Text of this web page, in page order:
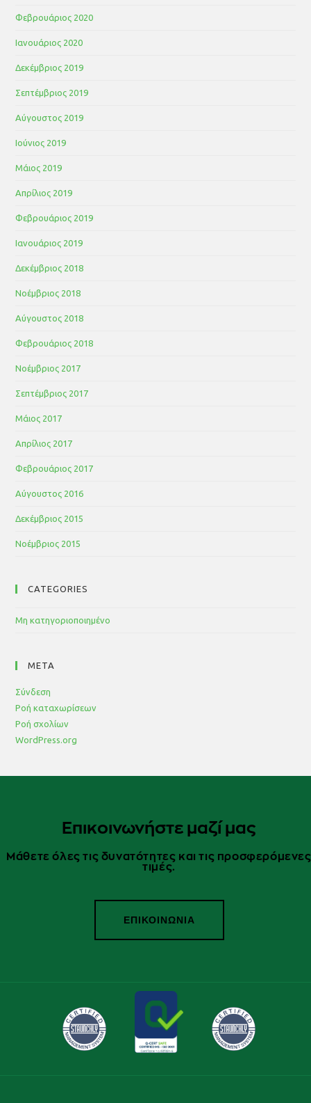
Φεβρουάριος 2020
Ιανουάριος 2020
Δεκέμβριος 2019
Σεπτέμβριος 2019
Αύγουστος 2019
Ιούνιος 2019
Μάιος 2019
Απρίλιος 2019
Φεβρουάριος 2019
Ιανουάριος 2019
Δεκέμβριος 2018
Νοέμβριος 2018
Αύγουστος 2018
Φεβρουάριος 2018
Νοέμβριος 2017
Σεπτέμβριος 2017
Μάιος 2017
Απρίλιος 2017
Φεβρουάριος 2017
Αύγουστος 2016
Δεκέμβριος 2015
Νοέμβριος 2015
CATEGORIES
Μη κατηγοριοποιημένο
META
Σύνδεση
Ροή καταχωρίσεων
Ροή σχολίων
WordPress.org
Επικοινωνήστε μαζί μας
Μάθετε όλες τις δυνατότητες και τις προσφερόμενες
τιμές.
ΕΠΙΚΟΙΝΩΝΙΑ